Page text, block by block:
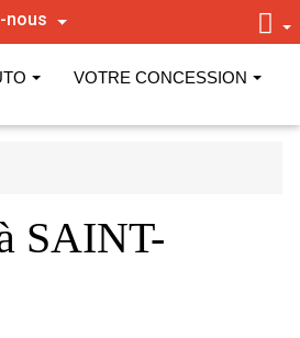
nous
VOTRE CONCESSION
SAINT-